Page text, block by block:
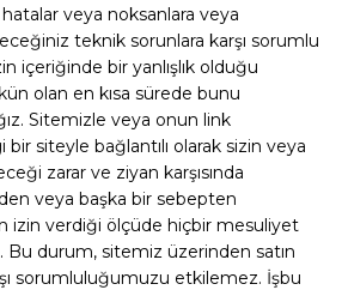
veya noksanlara veya
teknik sorunlara karşı sorumlu
içeriğinde bir yanlışlık olduğu
olan en kısa sürede bunu
Sitemizle veya onun link
siteyle bağlantılı olarak sizin veya
zarar ve ziyan karşısında
veya başka bir sebepten
izin verdiği ölçüde hiçbir mesuliyet
durum, sitemiz üzerinden satın
sorumluluğumuzu etkilemez. İşbu